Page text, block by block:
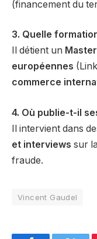
(financement du
3. Quelle
Il détient un
européennes
commerce
4. Où publie-t-il
Il intervient dans
et interviews sur
fraude.
Vincent Gaudel